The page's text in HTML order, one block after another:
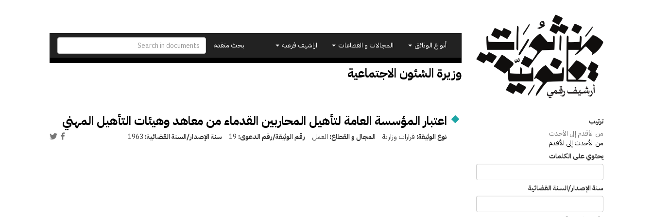
بحث متقدم
أنواع الوثائق المجالات و القطاعات اراشيف فرعية
وزيرة الشئون الاجتماعية
ترتيب
من الأقدم إلى الأحدث
من الأحدث إلى الأقدم
يحتوي على الكلمات
سنة الإصدار/السنة القضائية
اعتبار المؤسسة العامة لتأهيل المحاربين القدماء من معاهد وهيئات التأهيل المهني
نوع الوثيقة: قرارات وزارية المجال و القطاع: العمل رقم الوثيقة/رقم الدعوى: 19 سنة الإصدار/السنة القضائية: 1963